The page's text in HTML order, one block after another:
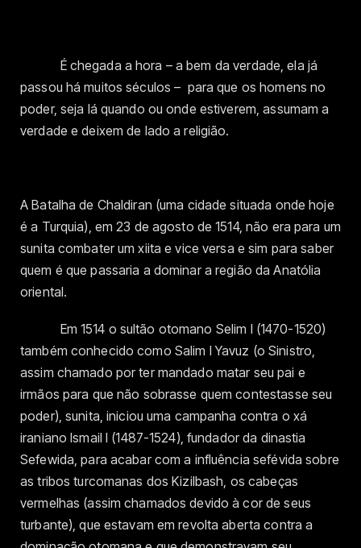
É chegada a hora – a bem da verdade, ela já
passou há muitos séculos – para que os homens no
poder, seja lá quando ou onde estiverem, assumam a
verdade e deixem de lado a religião.
A Batalha de Chaldiran (uma cidade situada onde hoje
é a Turquia), em 23 de agosto de 1514, não era para um
sunita combater um xiita e vice versa e sim para saber
quem é que passaria a dominar a região da Anatólia
oriental.
Em 1514 o sultão otomano Selim I (1470-1520)
também conhecido como Salim I Yavuz (o Sinistro,
assim chamado por ter mandado matar seu pai e
irmãos para que não sobrasse quem contestasse seu
poder), sunita, iniciou uma campanha contra o xá
iraniano Ismail I (1487-1524), fundador da dinastia
Sefewida, para acabar com a influência sefévida sobre
as tribos turcomanas dos Kizilbash, os cabeças
vermelhas (assim chamados devido à cor de seus
turbante), que estavam em revolta aberta contra a